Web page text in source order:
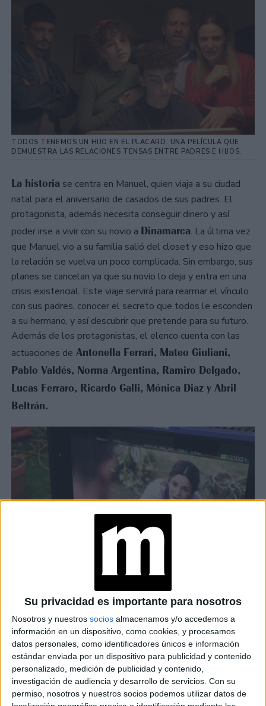
Su privacidad es importante para nosotros
Nosotros y nuestros socios almacenamos y/o accedemos a
información en un dispositivo, como cookies, y procesamos
datos personales, como identificadores únicos e información
estándar enviada por un dispositivo para publicidad y contenido
personalizado, medición de publicidad y contenido,
investigación de audiencia y desarrollo de servicios. Con su
permiso, nosotros y nuestros socios podemos utilizar datos de
TODOS TENEMOS UN HIJO EN EL PLACARD: UNA PELÍCULA QUE
DEMUESTRA LAS RELACIONES TENSAS ENTRE PADRES E HIJOS.
La historia se centra en Manuel, quien viaja a su ciudad
natal para el aniversario de casados de sus padres. El
protagonista, además necesita conseguir dinero y así
poder irse a vivir con su novio a Dinamarca. La última vez
que Manuel vio a su familia salió del closet y eso hizo que
la relación se vuelva un poco complicada. Sin embargo, sus
planes se cancelan ya que su novio lo deja y entra en una
crisis existencial. Este viaje servirá para rearmar el vínculo
con sus padres, conocer el secreto que todos le esconden
a su hermano, y así descubrir que pretende para su futuro.
Además de los protagonistas, el elenco cuenta con las
actuaciones de Antonella Ferrari, Mateo Giuliani,
Pablo Valdés, Norma Argentina, Ramiro Delgado,
Lucas Ferraro, Ricardo Galli, Mónica Diaz y Abril
Beltrán.
TODOS TENEMOS UN HIJO EN EL PLACARD: UNA PELÍCULA QUE
“Todos tenemos un muerto en el placard o un hijo
en el closet” compitió en distintos festivales
internacionales y ganó varios premios, entre ellos
“Guadalajara Construye”en elFestival Internacional
de Cine de Guadalajara. Recibió los premios del público
de los festivalesPride Queer AustraliayJocK et